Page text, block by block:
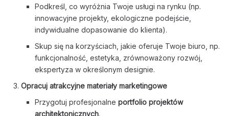
Podkreśl, co wyróżnia Twoje usługi na rynku (np.
innowacyjne projekty, ekologiczne podejście,
indywidualne dopasowanie do klienta).
Skup się na korzyściach, jakie oferuje Twoje biuro, np.
funkcjonalność, estetyka, zrównoważony rozwój,
ekspertyza w określonym designie.
Opracuj atrakcyjne materiały marketingowe
Przygotuj profesjonalne portfolio projektów
architektonicznych.